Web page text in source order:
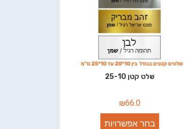
שלט קטן 25-10
₪66.0
בחר אפשרויות